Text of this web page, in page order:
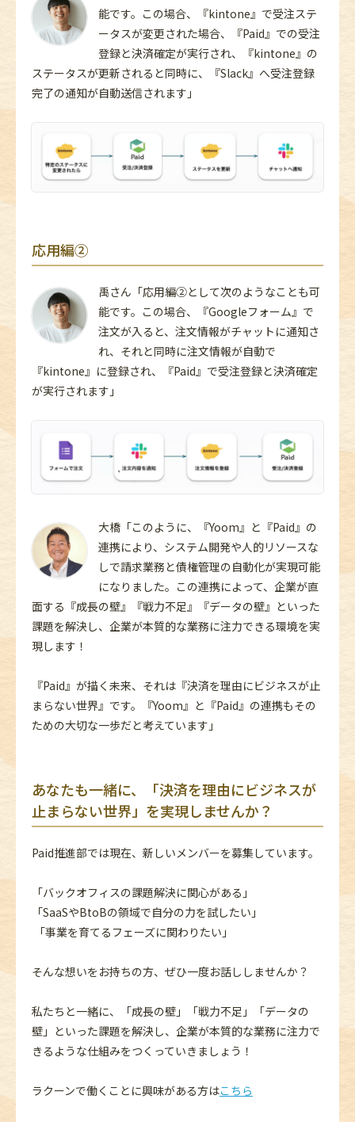
能です。この場合、『kintone』で受注ステ
ータスが変更された場合、『Paid』での受注
登録と決済確定が実行され、『kintone』の
ステータスが更新されると同時に、『Slack』へ受注登録
完了の通知が自動送信されます」
応用編②
禹さん「応用編②として次のようなことも可
能です。この場合、『Googleフォーム』で
注文が入ると、注文情報がチャットに通知さ
れ、それと同時に注文情報が自動で
『kintone』に登録され、『Paid』で受注登録と決済確定
が実行されます」
大橋「このように、『Yoom』と『Paid』の
連携により、システム開発や人的リソースな
しで請求業務と債権管理の自動化が実現可能
になりました。この連携によって、企業が直
面する『成長の壁』『戦力不足』『データの壁』といった
課題を解決し、企業が本質的な業務に注力できる環境を実
現します！
『Paid』が描く未来、それは『決済を理由にビジネスが止
まらない世界』です。『Yoom』と『Paid』の連携もその
ための大切な一歩だと考えています」
あなたも一緒に、「決済を理由にビジネスが
止まらない世界」を実現しませんか？
Paid推進部では現在、新しいメンバーを募集しています。
「バックオフィスの課題解決に関心がある」
「SaaSやBtoBの領域で自分の力を試したい」
「事業を育てるフェーズに関わりたい」
そんな想いをお持ちの方、ぜひ一度お話ししませんか？
私たちと一緒に、「成長の壁」「戦力不足」「データの
壁」といった課題を解決し、企業が本質的な業務に注力で
きるような仕組みをつくっていきましょう！
ラクーンで働くことに興味がある方はこちら